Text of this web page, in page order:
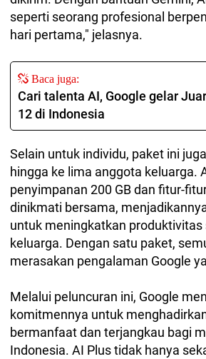
seperti seorang profesional
hari pertama," jelasnya.
Baca juga:
Cari talenta AI, Google gelar
12 di Indonesia
Selain untuk individu, paket ini
hingga ke lima anggota keluarga.
penyimpanan 200 GB dan fitur-
dinikmati bersama,
untuk meningkatkan produktivitas
keluarga. Dengan satu paket,
merasakan pengalaman Google
Melalui peluncuran ini, Google
komitmennya untuk
bermanfaat dan terjangkau bagi
Indonesia. AI Plus tidak hanya